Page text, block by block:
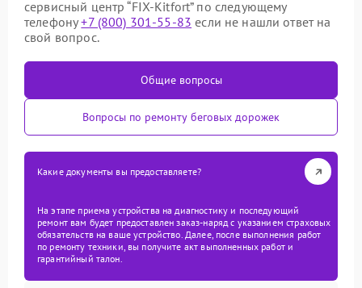
сервисный центр “FIX-Kitfort” по следующему
телефону+7 (800) 301-55-83 если не нашли ответ на
свой вопрос.
Общие вопросы
Вопросы по ремонту беговых дорожек
Какие документы вы предоставляете?
На этапе приема устройства на диагностику и последующий
ремонт вам будет предоставлен заказ-наряд с указанием страховых
обязательств на ваше устройство. Далее, после выполнения работ
по ремонту техники, вы получите акт выполненных работ и
гарантийный талон.